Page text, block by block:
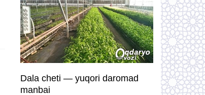
Dala cheti — yuqori daromad
manbai